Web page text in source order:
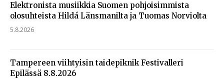
Elektronista musiikkia Suomen pohjoisimmista
olosuhteista Hildá Länsmanilta ja Tuomas Norviolta
5.8.2026
Tampereen viihtyisin taidepiknik Festivalleri
Epilässä 8.8.2026